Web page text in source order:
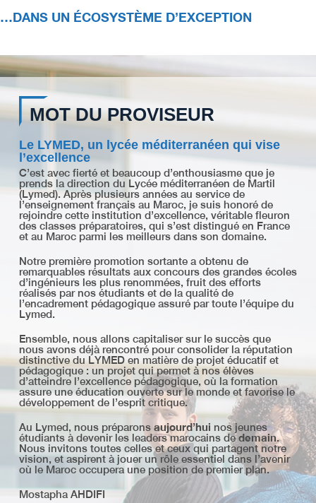
…DANS UN ÉCOSYSTÈME D’EXCEPTION
MOT DU PROVISEUR
Le LYMED, un lycée méditerranéen qui vise
l’excellence
C’est avec fierté et beaucoup d’enthousiasme que je
prends la direction du Lycée méditerranéen de Martil
(Lymed). Après plusieurs années au service de
l’enseignement français au Maroc, je suis honoré de
rejoindre cette institution d’excellence, véritable fleuron
des classes préparatoires, qui s’est distingué en France
et au Maroc parmi les meilleurs dans son domaine.
Notre première promotion sortante a obtenu de
remarquables résultats aux concours des grandes écoles
d’ingénieurs les plus renommées, fruit des efforts
réalisés par nos étudiants et de la qualité de
l’encadrement pédagogique assuré par toute l’équipe du
Lymed.
Ensemble, nous allons capitaliser sur le succès que
nous avons déjà rencontré pour consolider la réputation
distinctive du LYMED en matière de projet éducatif et
pédagogique : un projet qui permet à nos élèves
d’atteindre l’excellence pédagogique, où la formation
assure une éducation ouverte sur le monde et favorise le
développement de l’esprit critique.
Au Lymed, nous préparons aujourd’hui nos jeunes
étudiants à devenir les leaders marocains dedemain.
Nous invitons toutes celles et ceux qui partagent notre
vision, et aspirent à jouer un rôle essentiel dans l’avenir
où le Maroc occupera une position de premier plan.
Mostapha AHDIFI